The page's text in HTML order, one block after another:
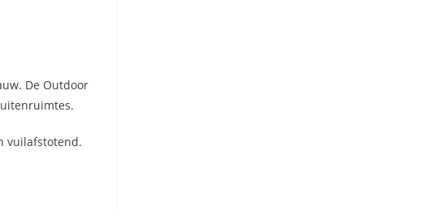
De Outdoor
vuilafstotend.